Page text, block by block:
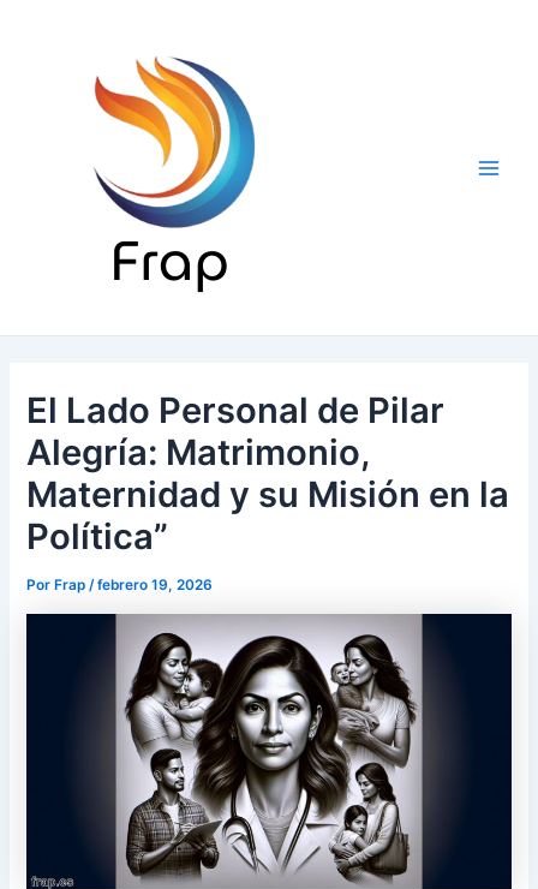
El Lado Personal de Pilar
Alegría: Matrimonio,
Maternidad y su Misión en la
Política”
Por Frap/febrero 19, 2026